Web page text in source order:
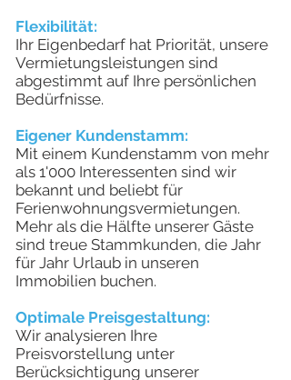
Flexibilität:
Ihr Eigenbedarf hat Priorität, unsere
Vermietungsleistungen sind
abgestimmt auf Ihre persönlichen
Bedürfnisse.
Eigener Kundenstamm:
Mit einem Kundenstamm von mehr
als 1'000 Interessenten sind wir
bekannt und beliebt für
Ferienwohnungsvermietungen.
Mehr als die Hälfte unserer Gäste
sind treue Stammkunden, die Jahr
für Jahr Urlaub in unseren
Immobilien buchen.
Optimale Preisgestaltung:
Wir analysieren Ihre
Preisvorstellung unter
Berücksichtigung unserer